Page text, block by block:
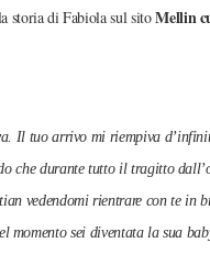
storia di Fabiola sul sitoMellin
Il tuo arrivo mi riempiva
che durante tutto il tragitto
vedendomi rientrare con te
sei diventata la sua